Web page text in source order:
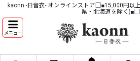
kaonn -日音衣- オンラインストア□■15,000円以
県・北海道を除く)■□
メニュー